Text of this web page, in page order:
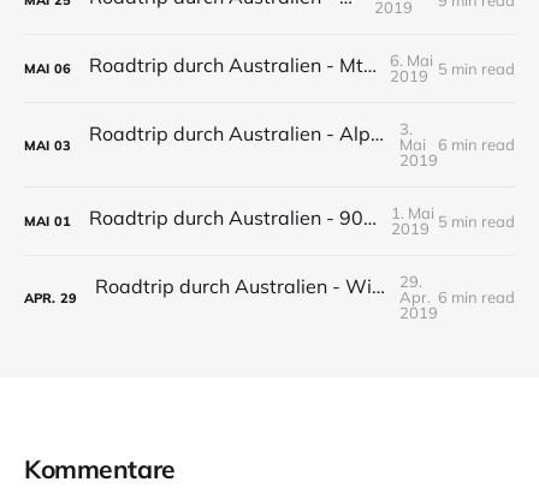
2019
MAI 06 Roadtrip durch Australien - Mt Kosciuszko
6. Mai
2019
5 min read
MAI 03 Roadtrip durch Australien - Alpine National Park
3.
Mai
2019
6 min read
MAI 01 Roadtrip durch Australien - 90 Mile Beach
1. Mai
2019 5 min read
APR. 29 Roadtrip durch Australien - Wilsons Promontory National Park
29.
Apr.
2019
6 min read
Kommentare